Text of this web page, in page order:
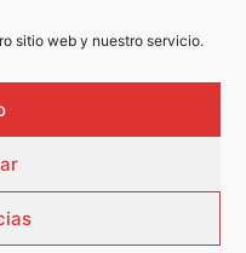
sitio web y nuestro servicio.